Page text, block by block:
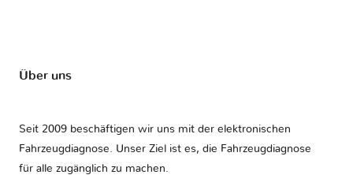
Über uns
Seit 2009 beschäftigen wir uns mit der elektronischen
Fahrzeugdiagnose. Unser Ziel ist es, die Fahrzeugdiagnose
für alle zugänglich zu machen.